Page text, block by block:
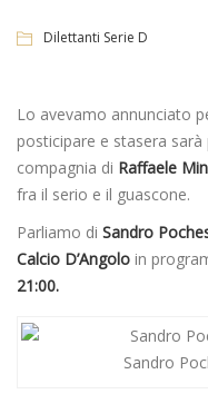
Dilettanti Serie D
Lo avevamo annunciato
posticipare e stasera
compagnia di Raffaele
fra il serio e il guascone.
Parliamo di Sandro
Calcio D’Angolo in
21:00.
Sandro